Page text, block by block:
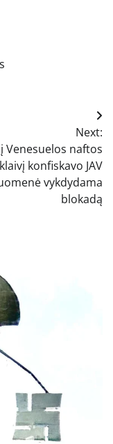
Next:
Venesuelos naftos
konfiskavo JAV
vykdydama
blokadą